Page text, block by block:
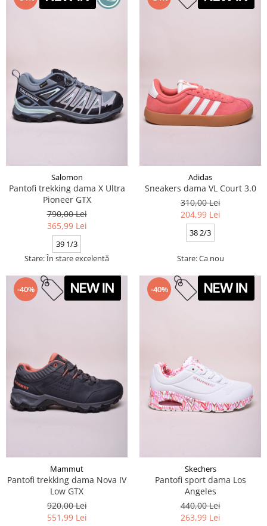
Salomon
Pantofi trekking dama X Ultra
Pioneer GTX
790,00 Lei
365,99 Lei
39 1/3
Stare: În stare excelentă
Adidas
Sneakers dama VL Court 3.0
310,00 Lei
204,99 Lei
38 2/3
Stare: Ca nou
-40%
Mammut
Pantofi trekking dama Nova IV
Low GTX
920,00 Lei
551,99 Lei
-40%
Skechers
Pantofi sport dama Los
Angeles
440,00 Lei
263,99 Lei